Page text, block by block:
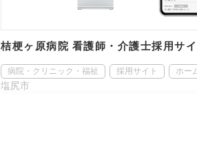
桔梗ヶ原病院 看護師・介護士採用サ
病院・クリニック・福祉 採用サイト ホー
塩尻市